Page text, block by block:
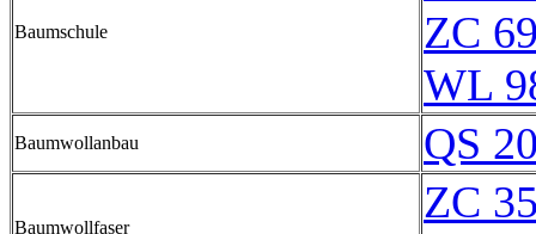
Baumschule
ZC
WL
Baumwollanbau QS
Baumwollfaser
ZC